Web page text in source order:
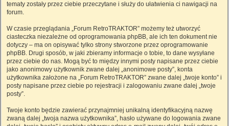
tematy zostały przez ciebie przeczytane i służy do ułatwienia ci nawigacji na
forum.
W czasie przeglądania „Forum RetroTRAKTOR” możemy też utworzyć
ciasteczka niezależne od oprogramowania phpBB, ale ich ten dokument nie
dotyczy – ma on opisywać tylko strony stworzone przez oprogramowanie
phpBB. Drugi sposób, w jaki zbieramy informacje o tobie, to dane wysyłane
przez ciebie do nas. Mogą być to między innymi posty napisane przez ciebie
jako anonimowy użytkownik zwane dalej „anonimowe posty”, konta
użytkownika założone na „Forum RetroTRAKTOR” zwane dalej „twoje konto” i
posty napisane przez ciebie po rejestracji i zalogowaniu zwane dalej „twoje
posty”.
Twoje konto będzie zawierać przynajmniej unikalną identyfikacyjną nazwę
zwaną dalej „twoja nazwa użytkownika”, hasło używane do logowania zwane